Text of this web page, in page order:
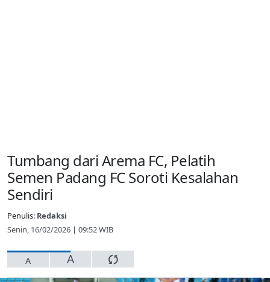
Tumbang dari Arema FC, Pelatih
Semen Padang FC Soroti Kesalahan
Sendiri
Penulis: Redaksi
Senin, 16/02/2026 | 09:52 WIB
A A